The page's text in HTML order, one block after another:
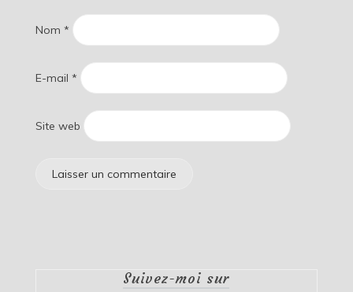
Nom *
E-mail *
Site web
Suivez-moi sur